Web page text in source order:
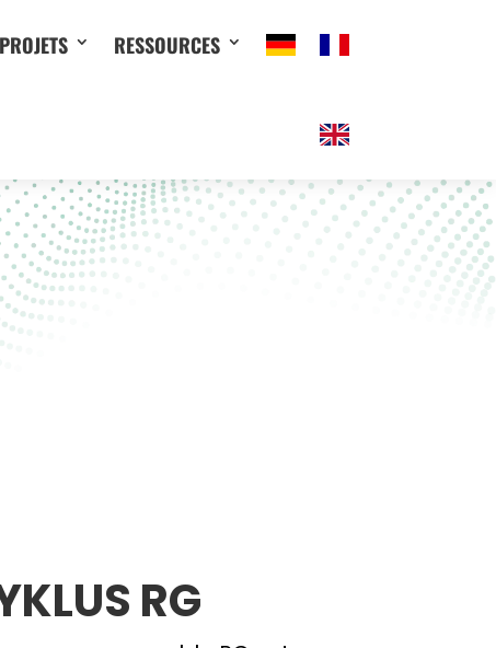
PROJETS RESSOURCES
RG